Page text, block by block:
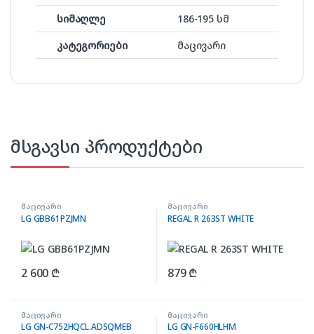
სიმაღლე
186-195 სმ
კატეგორიები
მაცივარი
მსგავსი პროდუქტები
მაცივარი
LG GBB61PZJMN
2 600 ₾
მაცივარი
REGAL R 263ST WHITE
879₾
მაცივარი
LG GN-C752HQCL.ADSQMEB
მაცივარი
LG GN-F660HLHM